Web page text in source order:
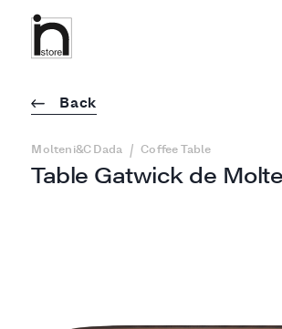
Table Gatwick de
Back
Molteni&C Dada / Coffee Table